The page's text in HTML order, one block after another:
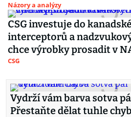
Názory a analýzy
CSG investuje do
interceptorů a
chce výrobky prosadit v
CSG
Vydrží vám barva sotva
Přestaňte dělat tuhle